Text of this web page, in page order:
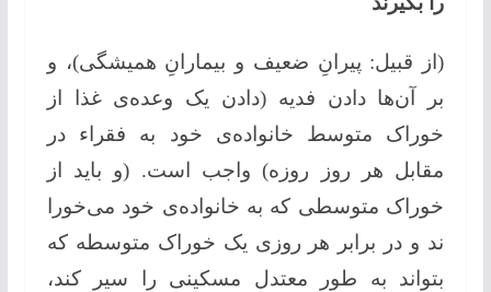
(از قبیل: پیرانِ ضعیف و بیمارانِ همیشگی)، و
بر آن‌ها دادن فدیه (دادن یک وعده‌ی غذا از
خوراک متوسط خانواده‌ی خود به فقراء در
مقابل هر روز روزه) واجب است. (و باید از
خوراک متوسطی که به خانواده‌ی خود می‌خورا
ند و در برابر هر روزی یک خوراک متوسطه که
بتواند به طور معتدل مسکینی را سیر کند،